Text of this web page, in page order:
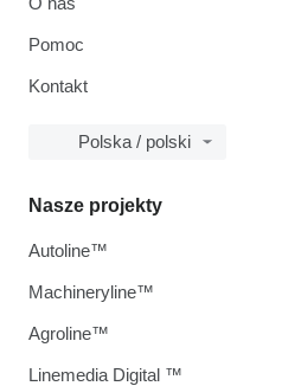
Pomoc
Kontakt
Polska / polski
Nasze projekty
Autoline™
Machineryline™
Agroline™
Linemedia Digital ™